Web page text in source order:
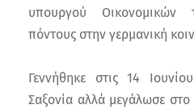
υπουργού
πόντους στην γερμανική
Γεννήθηκε στις 14
Σαξονία αλλά μεγάλωσε